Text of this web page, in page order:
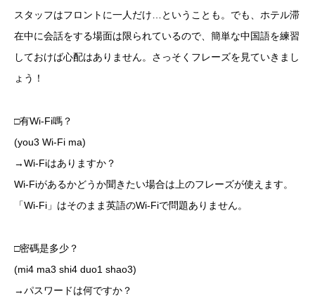
スタッフはフロントに一人だけ…ということも。でも、ホテル滞
在中に会話をする場面は限られているので、簡単な中国語を練習
しておけば心配はありません。さっそくフレーズを見ていきまし
ょう！
□有Wi-Fi嗎？
(you3 Wi-Fi ma)
→Wi-Fiはありますか？
Wi-Fiがあるかどうか聞きたい場合は上のフレーズが使えます。
「Wi-Fi」はそのまま英語のWi-Fiで問題ありません。
□密碼是多少？
(mi4 ma3 shi4 duo1 shao3)
→パスワードは何ですか？